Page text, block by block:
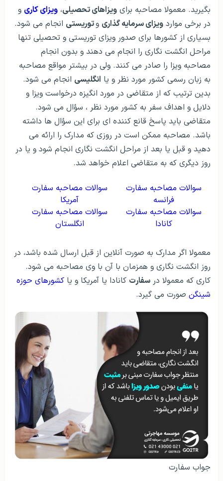
بگیرید. معمولا مصاحبه برای ویزاهای تحصیلی، ویزای کاری و
در برخی موارد ویزای سرمایه گذاری وتوریستی انجام می شود.
بسیاری از کشورها برای صدور ویزای توریستی و تحصیلی تنها
مراحل انگشت نگاری را انجام می دهند و بدون انجام
مصاحبه ویزا را صادر می کنند. ولی در بیشتر مواقع مصاحبه
به زبان رسمی کشور مورد نظر و یا انگلیسی انجام می شود.
بدین ترتیب که از متقاضی در مورد انگیزه درخواست ویزا و
دلایل و اهداف سفر به کشور مورد نظر ، سؤال می شود.
متقاضی باید پاسخ قانع کننده ای برای این سؤال ها داشته
باشد. مصاحبه ممکن است در روزی که مدارک را ارائه می
دهید و قبل یا بعد از مراحل انگشت نگاری انجام شود و یا در
روز دیگری که به متقاضی اعلام خواهد شد.
سوالات مصاحبه سفارت
فرانسه
سوالات مصاحبه سفارت
آمریکا
سوالات مصاحبه سفارت
کانادا
سوالات مصاحبه سفارت
انگلستان
معمولا اگر مدارک به صورت آنلاین از قبل ارسال شده باشد، در
روز انگشت نگاری و همزمان با آن با وی مصاحبه می شود.
کاری که معمولا در سفارت کانادا یا آمریکا و یا کشورهای حوزه
شینگن صورت می گیرد.
جواب سفارت